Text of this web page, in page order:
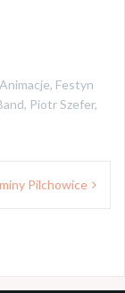
Animacje, Festyn
, Piotr Szefer,
Pilchowice